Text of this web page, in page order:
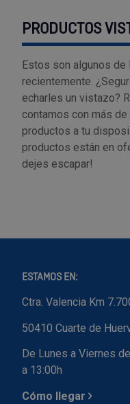
PRODUCTOS
Estos son algunos
recientemente.
echarles un vistazo?
contamos con más
productos a tu
productos están en
dejes escapar!
ESTAMOS EN:
Ctra. Valencia Km
50410 Cuarte de
De Lunes a Viernes
a 13:00h
Cómo llegar